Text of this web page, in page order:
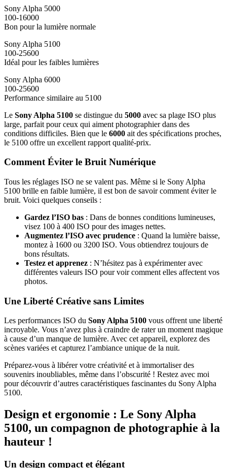
Sony Alpha 5000
100-16000
Bon pour la lumière normale
Sony Alpha 5100
100-25600
Idéal pour les faibles lumières
Sony Alpha 6000
100-25600
Performance similaire au 5100
Le Sony Alpha 5100 se distingue du 5000 avec sa plage ISO plus
large, parfait pour ceux qui aiment photographier dans des
conditions difficiles. Bien que le 6000 ait des spécifications proches,
le 5100 offre un excellent rapport qualité-prix.
Comment Éviter le Bruit Numérique
Tous les réglages ISO ne se valent pas. Même si le Sony Alpha
5100 brille en faible lumière, il est bon de savoir comment éviter le
bruit. Voici quelques conseils :
Gardez l’ISO bas : Dans de bonnes conditions lumineuses,
visez 100 à 400 ISO pour des images nettes.
Augmentez l’ISO avec prudence : Quand la lumière baisse,
montez à 1600 ou 3200 ISO. Vous obtiendrez toujours de
bons résultats.
Testez et apprenez : N’hésitez pas à expérimenter avec
différentes valeurs ISO pour voir comment elles affectent vos
photos.
Une Liberté Créative sans Limites
Les performances ISO du Sony Alpha 5100 vous offrent une liberté
incroyable. Vous n’avez plus à craindre de rater un moment magique
à cause d’un manque de lumière. Avec cet appareil, explorez des
scènes variées et capturez l’ambiance unique de la nuit.
Préparez-vous à libérer votre créativité et à immortaliser des
souvenirs inoubliables, même dans l’obscurité ! Restez avec moi
pour découvrir d’autres caractéristiques fascinantes du Sony Alpha
5100.
Design et ergonomie : Le Sony Alpha
5100, un compagnon de photographie à la
hauteur !
Un design compact et élégant